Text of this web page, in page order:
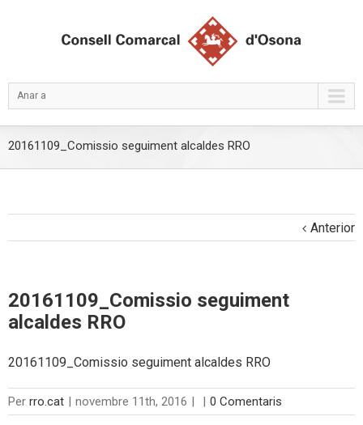
Anar a
20161109_Comissio seguiment alcaldes RRO
Anterior
20161109_Comissio seguiment
alcaldes RRO
20161109_Comissio seguiment alcaldes RRO
Per rro.cat | novembre 11th, 2016 | | 0 Comentaris